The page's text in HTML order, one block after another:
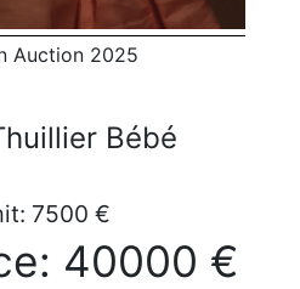
Auction 2025
Bébé
7500 €
40000 €